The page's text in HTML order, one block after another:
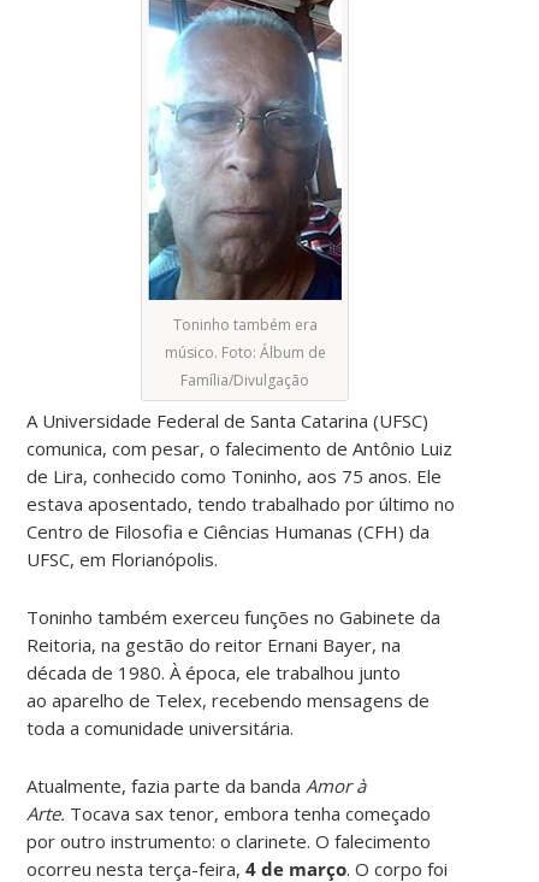
Toninho também era
músico. Foto: Álbum de
Família/Divulgação
A Universidade Federal de Santa Catarina (UFSC)
comunica, com pesar, o falecimento de Antônio Luiz
de Lira, conhecido como Toninho, aos 75 anos. Ele
estava aposentado, tendo trabalhado por último no
Centro de Filosofia e Ciências Humanas (CFH) da
UFSC, em Florianópolis.
Toninho também exerceu funções no Gabinete da
Reitoria, na gestão do reitor Ernani Bayer, na
década de 1980. À época, ele trabalhou junto
ao aparelho de Telex, recebendo mensagens de
toda a comunidade universitária.
Atualmente, fazia parte da banda Amor à
Arte. Tocava sax tenor, embora tenha começado
por outro instrumento: o clarinete. O falecimento
ocorreu nesta terça-feira,4 de março. O corpo foi